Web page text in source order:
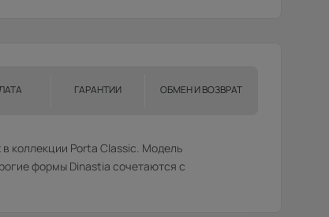
ГАРАНТИИ ОБМЕН И ВОЗВРАТ
коллекции Porta Classic. Модель
формы Dinastia сочетаются с